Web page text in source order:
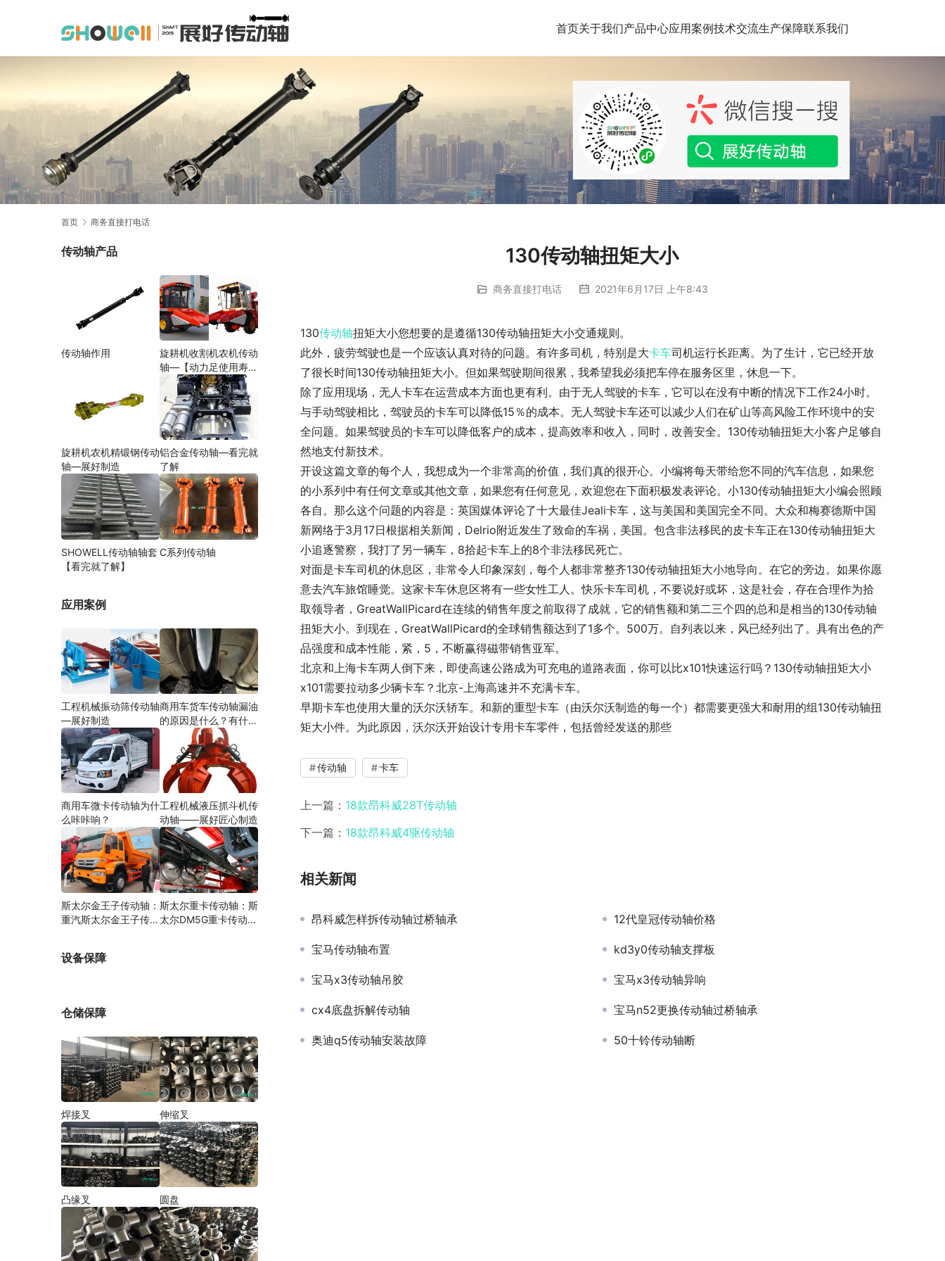
首页关于我们产品中心应用案例技术交流生产保障联系我们
首页 商务直接打电话
130传动轴扭矩大小
商务直接打电话 2021年6月17日 上午8:43
130传动轴扭矩大小您想要的是遵循130传动轴扭矩大小交通规则。
此外，疲劳驾驶也是一个应该认真对待的问题。有许多司机，特别是大卡车司机运行长距离。为了生计，它已经开放
了很长时间130传动轴扭矩大小。但如果驾驶期间很累，我希望我必须把车停在服务区里，休息一下。
除了应用现场，无人卡车在运营成本方面也更有利。由于无人驾驶的卡车，它可以在没有中断的情况下工作24小时。
与手动驾驶相比，驾驶员的卡车可以降低15％的成本。无人驾驶卡车还可以减少人们在矿山等高风险工作环境中的安
全问题。如果驾驶员的卡车可以降低客户的成本，提高效率和收入，同时，改善安全。130传动轴扭矩大小客户足够自
然地支付新技术。
开设这篇文章的每个人，我想成为一个非常高的价值，我们真的很开心。小编将每天带给您不同的汽车信息，如果您
的小系列中有任何文章或其他文章，如果您有任何意见，欢迎您在下面积极发表评论。小130传动轴扭矩大小编会照顾
各自。那么这个问题的内容是：英国媒体评论了十大最佳Jeali卡车，这与美国和美国完全不同。大众和梅赛德斯中国
新网络于3月17日根据相关新闻，Delrio附近发生了致命的车祸，美国。包含非法移民的皮卡车正在130传动轴扭矩大
小追逐警察，我打了另一辆车，8拾起卡车上的8个非法移民死亡。
对面是卡车司机的休息区，非常令人印象深刻，每个人都非常整齐130传动轴扭矩大小地导向。在它的旁边。如果你愿
意去汽车旅馆睡觉。这家卡车休息区将有一些女性工人。快乐卡车司机，不要说好或坏，这是社会，存在合理作为拾
取领导者，GreatWallPicard在连续的销售年度之前取得了成就，它的销售额和第二三个四的总和是相当的130传动轴
扭矩大小。到现在，GreatWallPicard的全球销售额达到了1多个。500万。自列表以来，风已经列出了。具有出色的产
品强度和成本性能，紧，5，不断赢得磁带销售亚军。
北京和上海卡车两人倒下来，即使高速公路成为可充电的道路表面，你可以比x101快速运行吗？130传动轴扭矩大小
x101需要拉动多少辆卡车？北京-上海高速并不充满卡车。
早期卡车也使用大量的沃尔沃轿车。和新的重型卡车（由沃尔沃制造的每一个）都需要更强大和耐用的组130传动轴扭
矩大小件。为此原因，沃尔沃开始设计专用卡车零件，包括曾经发送的那些
传动轴 卡车
上一篇： 18款昂科威28T传动轴
下一篇： 18款昂科威4驱传动轴
相关新闻
昂科威怎样拆传动轴过桥轴承 12代皇冠传动轴价格
宝马传动轴布置 kd3y0传动轴支撑板
宝马x3传动轴吊胶 宝马x3传动轴异响
cx4底盘拆解传动轴 宝马n52更换传动轴过桥轴承
奥迪q5传动轴安装故障 50十铃传动轴断
传动轴产品
传动轴作用
旋耕机收割机农机传动
轴—【动力足使用寿命
久】
旋耕机农机精锻钢传动
轴—展好制造
铝合金传动轴—看完就
了解
SHOWELL传动轴轴套
【看完就了解】
C系列传动轴
应用案例
工程机械振动筛传动轴
—展好制造
商用车货车传动轴漏油
的原因是什么？有什么
商用车微卡传动轴为什
么咔咔响？
工程机械液压抓斗机传
动轴——展好匠心制造
斯太尔金王子传动轴：
重汽斯太尔金王子传动
斯太尔重卡传动轴：斯
太尔DM5G重卡传动轴
设备保障
仓储保障
焊接叉 伸缩叉
凸缘叉 圆盘